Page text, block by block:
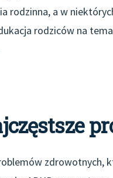
rodzinna, a w
rodziców na
zdrowotnych,